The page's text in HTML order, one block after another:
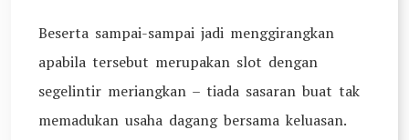
Beserta sampai-sampai jadi menggirangkan
apabila tersebut merupakan slot dengan
segelintir meriangkan – tiada sasaran buat tak
memadukan usaha dagang bersama keluasan.